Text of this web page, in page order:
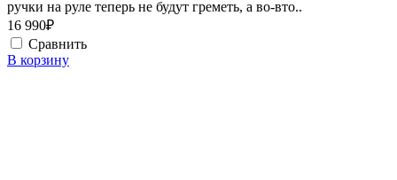
ручки на руле теперь не будут греметь, а во-вто..
16 990₽
Сравнить
В корзину